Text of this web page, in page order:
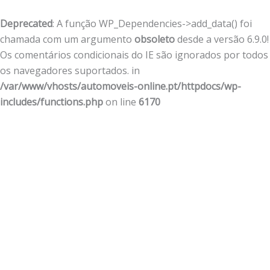
Deprecated: A função WP_Dependencies->add_data() foi
chamada com um argumento obsoletodesde a versão 6.9.0!
Os comentários condicionais do IE são ignorados por todos
os navegadores suportados. in
/var/www/vhosts/automoveis-online.pt/httpdocs/wp-
includes/functions.phpon line 6170